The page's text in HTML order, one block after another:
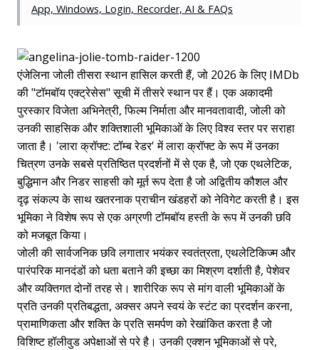
App, Windows, Login, Recorder, AI & FAQs
एंजेलिना जोली तीसरा स्थान हासिल करती हैं, जो 2026 के लिए IMDb
की "टॉमबॉय एक्ट्रेसेस" सूची में तीसरे स्थान पर हैं। एक अकादमी
पुरस्कार विजेता अभिनेत्री, फिल्म निर्माता और मानवतावादी, जोली को
उनकी साहसिक और शक्तिशाली भूमिकाओं के लिए विश्व स्तर पर सराहा
जाता है। 'लारा क्रॉफ्ट: टॉम्ब रेडर' में लारा क्रॉफ्ट के रूप में उनका
चित्रण उनके सबसे प्रतिष्ठित प्रदर्शनों में से एक है, जो एक एथलेटिक,
बुद्धिमान और निडर साहसी को मूर्त रूप देता है जो अद्वितीय कौशल और
दृढ़ संकल्प के साथ खतरनाक प्राचीन खंडहरों को नेविगेट करती है। इस
भूमिका ने विशेष रूप से एक अग्रणी टॉमबॉय हस्ती के रूप में उनकी छवि
को मजबूत किया।
जोली की सार्वजनिक छवि लगातार भयंकर स्वतंत्रता, एथलेटिकिज्म और
पारंपरिक मानदंडों को धता बताने की इच्छा का मिश्रण दर्शाती है, पेशेवर
और व्यक्तिगत दोनों तरह से। शारीरिक रूप से मांग वाली भूमिकाओं के
प्रति उनकी प्रतिबद्धता, अक्सर अपने स्वयं के स्टंट का प्रदर्शन करना,
प्रामाणिकता और शक्ति के प्रति समर्पण को रेखांकित करता है जो
विशिष्ट हॉलीवुड अपेक्षाओं से परे है। उनकी एक्शन भूमिकाओं से परे,